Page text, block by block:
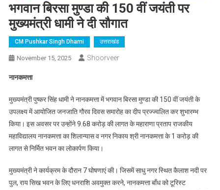
भगवान बिरसा मुण्डा की 150 वीं जयंती पर
मुख्यमंत्री धामी ने दी सौगात
CM Pushkar Singh Dhami उत्तराखंड
November 15, 2025 Shoorveer
नानकमत्ता
मुख्यमंत्री पुष्कर सिंह धामी ने नानकमत्ता में भगवान बिरसा मुण्डा की 150 वीं जयंती के
उपलक्ष्य में आयोजित जनजाति गौरव दिवस समारोह का दीप प्रज्ज्वलित कर शुभारम्भ
किया। इस अवसर पर उन्होंने 9.68 करोड़ की लागत के महाराणा प्रताप राजकीय
महाविद्यालय नानकमत्ता का शिलान्यास व नगर निकाय श्री नानकमत्ता के 1 करोड़ की
लागत से निर्मित भवन का लोकार्पण किया।
मुख्यमंत्री ने कार्यक्रम के दौरान 7 घोषणाएं की। जिसमें साधु नगर स्थित कैलाश नदी पर
पुल, राय सिख भवन के लिए धनराशि अवमुक्त करने, नानकमत्ता बाँध को टूरिस्ट